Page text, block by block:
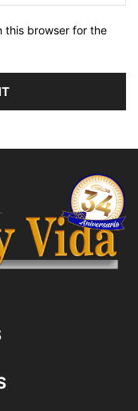
this browser for the